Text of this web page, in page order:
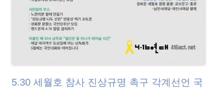
5.30 세월호 참사 진상규명 촉구 각계선언 국